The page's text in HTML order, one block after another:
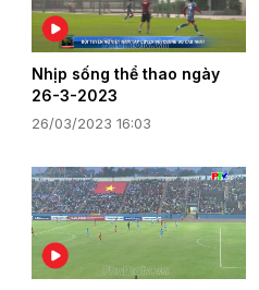
Nhịp sống thể thao ngày
26-3-2023
26/03/2023 16:03